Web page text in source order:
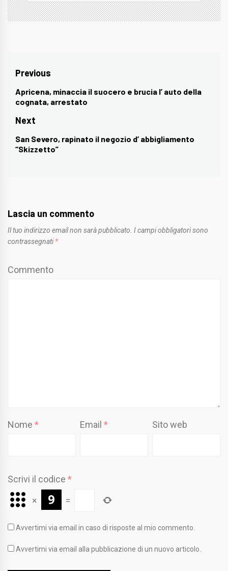
Navigazione
articoli
Previous
Previous
post:
Apricena, minaccia il suocero e brucia l’ auto della
cognata, arrestato
Next
Next
post:
San Severo, rapinato il negozio d’ abbigliamento
“Skizzetto”
Lascia un commento
Il tuo indirizzo email non sarà pubblicato. I campi obbligatori sono
contrassegnati *
Commento
Nome * Email* Sito web
Scrivi il codice *
×
=
Avvertimi via email in caso di risposte al mio commento.
Avvertimi via email alla pubblicazione di un nuovo articolo.